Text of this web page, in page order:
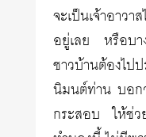
จะเป็นเจ้าอาว
อยู่เลย หรือบา
ชาวบ้านต้องไป
นิมนต์ท่าน บอก
กระสอบ ให้ช่ว